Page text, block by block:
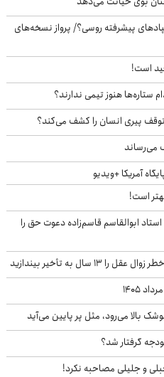
پیشرفته روسی؟/ پرواز نسخه‌های
است!
ستاره‌ها هنوز تیمی ندارند؟
می‌رساند
است!
ابوالقاسم قاسم‌زاده دعوت حق را
به تأخیر بیندازید
بالا می‌رود، مثل پر پایین می‌آید
گرفتار شد؟
و جلیلی مصاحبه نکرد!